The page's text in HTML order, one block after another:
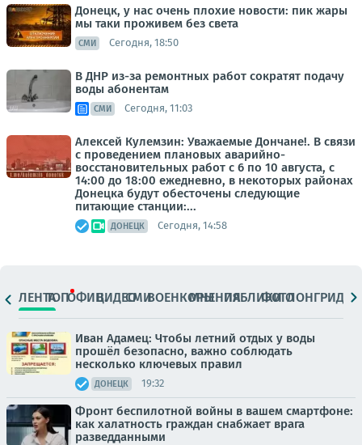
Донецк, у нас очень плохие новости: пик жары
мы таки проживем без света
СМИ Сегодня, 18:50
В ДНР из-за ремонтных работ сократят подачу
воды абонентам
СМИ Сегодня, 11:03
Алексей Кулемзин: Уважаемые Дончане!. В связи
с проведением плановых аварийно-
восстановительных работ с 6 по 10 августа, с
14:00 до 18:00 ежедневно, в некоторых районах
Донецка будут обесточены следующие
питающие станции:...
ДОНЕЦК Сегодня, 14:58
ЛЕНТАТОПОФИЦ.ВИДЕОСМИВОЕНКОРЫМНЕНИЯПАБЛИКИ
ФОТОЛОНГРИДЫ
Иван Адамец: Чтобы летний отдых у воды
прошёл безопасно, важно соблюдать
несколько ключевых правил
ДОНЕЦК 19:32
Фронт беспилотной войны в вашем смартфоне:
как халатность граждан снабжает врага
разведданными